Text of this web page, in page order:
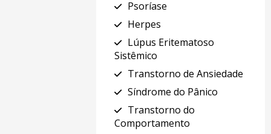
Psoríase
Herpes
Lúpus Eritematoso
Sistêmico
Transtorno de Ansiedade
Síndrome do Pânico
Transtorno do
Comportamento